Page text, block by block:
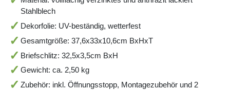
Stahlblech
Dekorfolie: UV-beständig, wetterfest
Gesamtgröße: 37,6x33x10,6cm BxHxT
Briefschlitz: 32,5x3,5cm BxH
Gewicht: ca. 2,50 kg
Zubehör: inkl. Öffnungsstopp, Montagezubehör und 2